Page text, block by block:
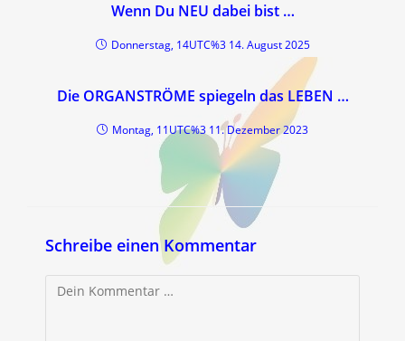
Wenn Du NEU dabei bist …
Donnerstag, 14UTC%3 14. August 2025
Die ORGANSTRÖME spiegeln das LEBEN …
Montag, 11UTC%3 11. Dezember 2023
Schreibe einen Kommentar
Kommentar